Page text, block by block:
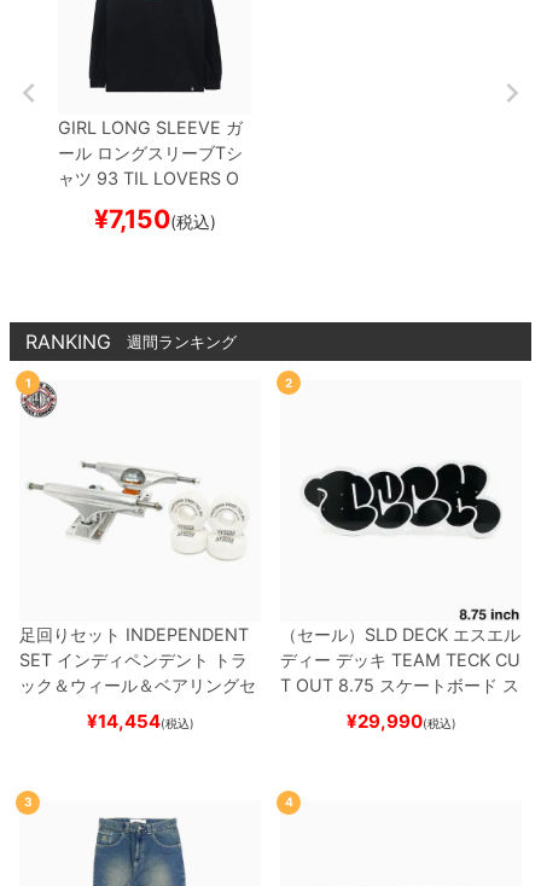
GIRL LONG SLEEVE ガ
ール ロングスリーブTシ
ャツ 93 TIL LOVERS O
ド スケボー
¥7,150(税込)
RANKING 週間ランキング
1
足回りセット INDEPENDENT
SET インディペンデント
トラ
ック＆ウィール＆ベアリングセ
（トリック用）
ード スケボー
¥14,454(税込)
2
（セール） SLD DECK エスエル
ディー デッキ TEAM TECK CU
T OUT 8.75 スケートボード ス
¥29,990(税込)
3 4